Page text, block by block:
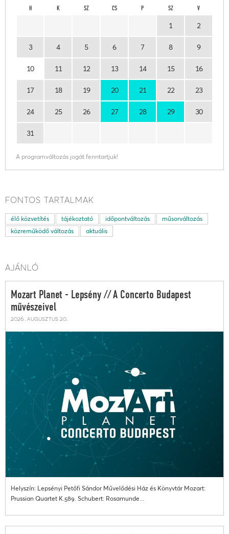
H K SZ CS P SZ V
1 2
3 4 5 6 7 8 9
10 11 12 13 14 15 16
17 18 19 20 21 22 23
24 25 26 27 28 29 30
31
A programváltozás jogát fenntartjuk!
FONTOS TARTALMAK
élő közvetítés tájékoztató időpontváltozás
műsorváltozás
közreműködő változás
aktuális
AJÁNLÓ
Mozart Planet - Lepsény // A Concerto Budapest
művészeivel
2026. augusztus 20.
Helyszín: Lepsényi Petőfi Sándor Művelődési Ház és Könyvtár Mozart:
Prussian Quartet K.589. Schubert: Rosamunde...